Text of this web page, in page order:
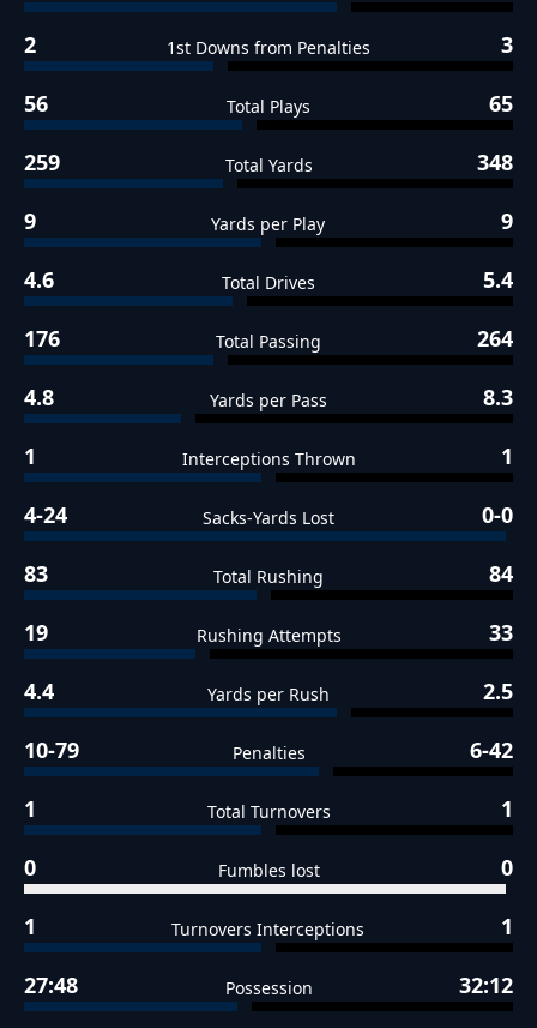
2 1st Downs from Penalties 3
56 Total Plays 65
259 Total Yards 348
9 Yards per Play 9
4.6 Total Drives 5.4
176 Total Passing 264
4.8 Yards per Pass 8.3
1 Interceptions Thrown 1
4-24 Sacks-Yards Lost 0-0
83 Total Rushing 84
19 Rushing Attempts 33
4.4 Yards per Rush 2.5
10-79 Penalties 6-42
1 Total Turnovers 1
0 Fumbles lost 0
1 Turnovers Interceptions 1
27:48 Possession 32:12